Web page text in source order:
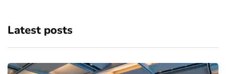
Latest posts